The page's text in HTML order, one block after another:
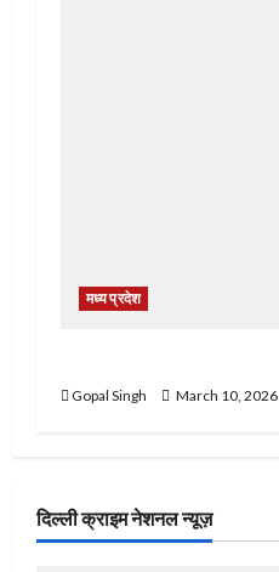
मध्य प्रदेश
Gopal Singh March 10, 2026
दिल्ली क्राइम नेशनल न्यूज़